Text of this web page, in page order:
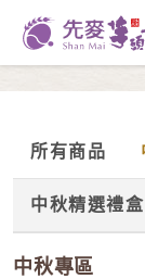
所有商品
中秋精選禮盒
中秋專區